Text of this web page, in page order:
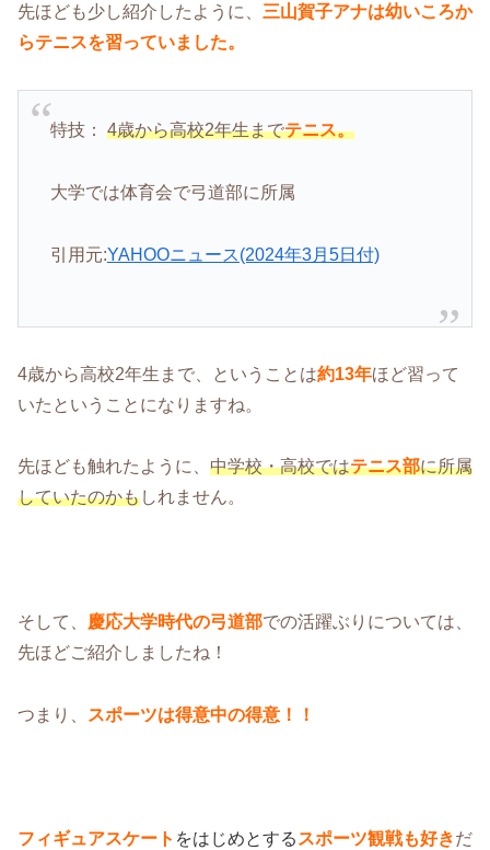
先ほども少し紹介したように、 三山賀子アナは幼いころか
らテニスを習っていました。
特技： 4歳から高校2年生までテニス。
大学では体育会で弓道部に所属
引用元:YAHOOニュース(2024年3月5日付)
4歳から高校2年生まで、ということは約13年ほど習って
いたということになりますね。
先ほども触れたように、 中学校・高校ではテニス部に所属
していたのかもしれません。
そして、 慶応大学時代の弓道部での活躍ぶりについては、
先ほどご紹介しましたね！
つまり、 スポーツは得意中の得意！！
フィギュアスケート をはじめとする スポーツ観戦も好きだ